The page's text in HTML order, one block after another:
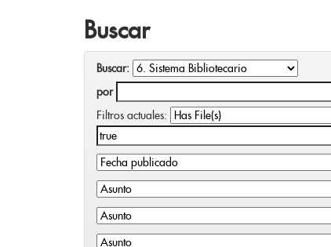
Buscar
Buscar:
por
Filtros actuales: